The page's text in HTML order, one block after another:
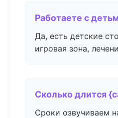
Работаете с
Да, есть детские
игровая зона,
Сколько длится
Сроки озвучиваем